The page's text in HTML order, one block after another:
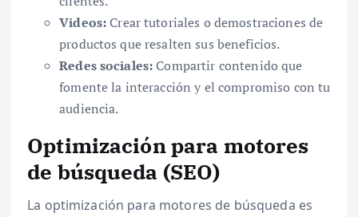
Videos: Crear tutoriales o demostraciones de
productos que resalten sus beneficios.
Redes sociales: Compartir contenido que
fomente la interacción y el compromiso con tu
audiencia.
Optimización para motores
de búsqueda (SEO)
La optimización para motores de búsqueda es